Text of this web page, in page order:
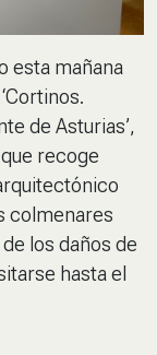
esta mañana
de Asturias’,
recoge
colmenares
los daños de
hasta el